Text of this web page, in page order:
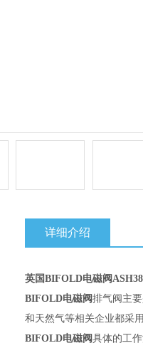
详细介绍
英国BIFOLD电磁阀
BIFOLD电磁阀排气阀主
和天然气等相关企业都采
BIFOLD电磁阀具体的工